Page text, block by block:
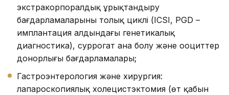
экстракорпоралдық ұрықтандыру
бағдарламаларының толық циклі (ICSI, PGD –
имплантация алдындағы генетикалық
диагностика), суррогат ана болу және ооциттер
донорлығы бағдарламалары;
Гастроэнтерология және хирургия:
лапароскопиялық холецистэктомия (өт қабын